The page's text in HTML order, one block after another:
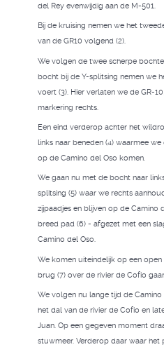
del Rey evenwijdig aan de M-501.
Bij de kruising nemen we het
van de GR10 volgend (2).
We volgen de twee scherpe
bocht bij de Y-splitsing nemen we
voert (3). Hier verlaten we de GR-
markering rechts.
Een eind verderop achter het
links naar beneden (4) waarmee
op de Camino del Oso komen.
We gaan nu met de bocht naar
splitsing (5) waar we rechts
zijpaadjes en blijven op de Camino
breed pad (6) - afgezet met een
Camino del Oso.
We komen uiteindelijk op een
brug (7) over de rivier de Cofio
We volgen nu lange tijd de
het dal van de rivier de Cofio en
Juan. Op een gegeven moment
stuwmeer. Verderop daar waar het